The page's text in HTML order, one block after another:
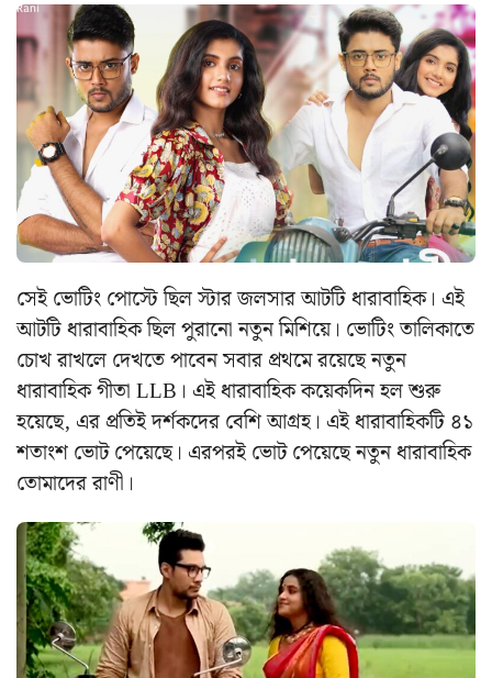
সেই ভোটিং পোস্টে ছিল স্টার জলসার আটটি ধারাবাহিক। এই
আটটি ধারাবাহিক ছিল পুরানো নতুন মিশিয়ে। ভোটিং তালিকাতে
চোখ রাখলে দেখতে পাবেন সবার প্রথমে রয়েছে নতুন
ধারাবাহিক গীতা LLB। এই ধারাবাহিক কয়েকদিন হল শুরু
হয়েছে, এর প্রতিই দর্শকদের বেশি আগ্রহ। এই ধারাবাহিকটি ৪১
শতাংশ ভোট পেয়েছে। এরপরই ভোট পেয়েছে নতুন ধারাবাহিক
তোমাদের রাণী।